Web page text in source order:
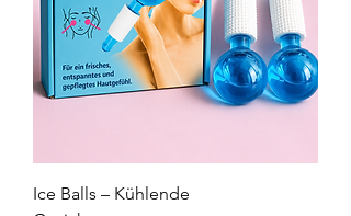
Ice Balls – Kühlende